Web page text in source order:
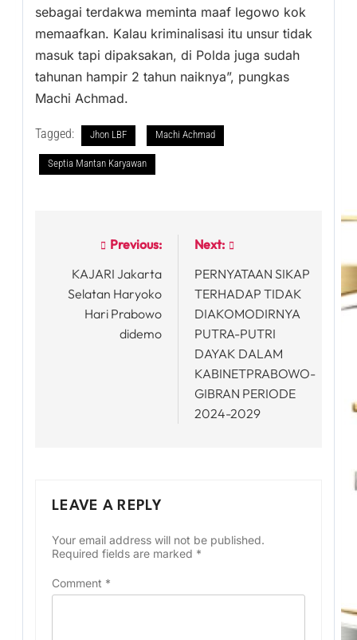
sebagai terdakwa meminta maaf legowo kok
memaafkan. Kalau kriminalisasi itu unsur tidak
masuk tapi dipaksakan, di Polda juga sudah
tahunan hampir 2 tahun naiknya”, pungkas
Machi Achmad.
Tagged: Jhon LBF Machi Achmad
Septia Mantan Karyawan
navigation
Previous:
KAJARI Jakarta
Selatan Haryoko
Hari Prabowo
didemo
Next:
PERNYATAAN SIKAP
TERHADAP TIDAK
DIAKOMODIRNYA
PUTRA-PUTRI
DAYAK DALAM
KABINETPRABOWO-
GIBRAN PERIODE
2024-2029
LEAVE A REPLY
Your email address will not be published.
Required fields are marked *
Comment *